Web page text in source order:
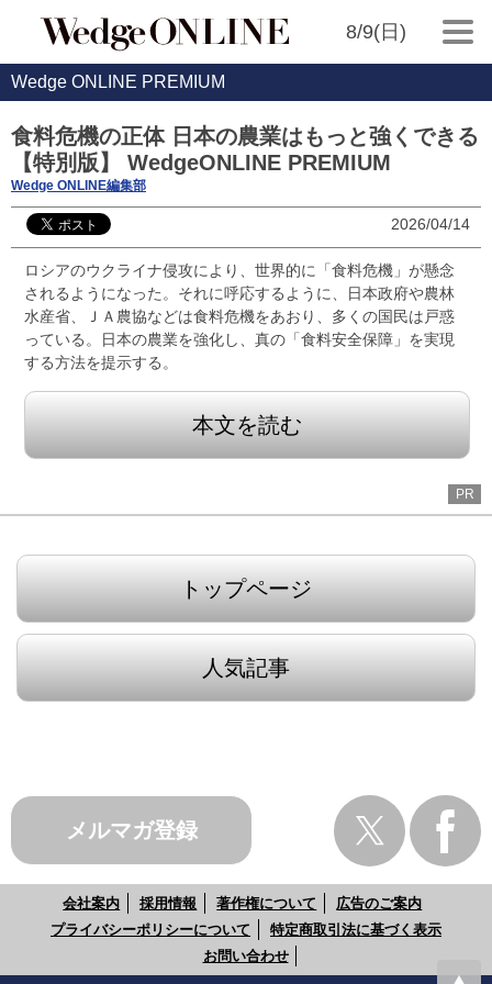
8/9(日)
Wedge ONLINE PREMIUM
食料危機の正体 日本の農業はもっと強くできる
【特別版】 WedgeONLINE PREMIUM
Wedge ONLINE編集部
2026/04/14
ロシアのウクライナ侵攻により、世界的に「食料危機」が懸念
されるようになった。それに呼応するように、日本政府や農林
水産省、ＪＡ農協などは食料危機をあおり、多くの国民は戸惑
っている。日本の農業を強化し、真の「食料安全保障」を実現
する方法を提示する。
本文を読む
PR
トップページ
人気記事
メルマガ登録
会社案内 採用情報 著作権について
広告のご案内
プライバシーポリシーについて
特定商取引法に基づく表示
お問い合わせ